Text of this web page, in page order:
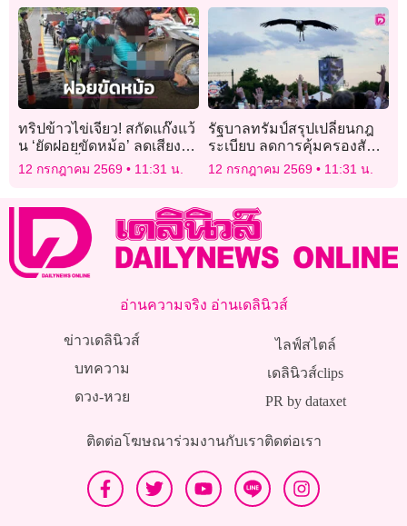
ทริปข้าวไข่เจียว! สกัดแก๊งแว้
น ‘ยัดฝอยขัดหม้อ’ ลดเสียง
ท่อ ห้ามขึ้นอุทยานฯ
12 กรกฎาคม 2569 11:31 น.
รัฐบาลทรัมป์สรุปเปลี่ยนกฎ
ระเบียบ ลดการคุ้มครองสัตว์
ป่าใกล้สูญพันธุ์
12 กรกฎาคม 2569 11:31 น.
อ่านความจริง อ่านเดลินิวส์
ข่าวเดลินิวส์
บทความ
ดวง-หวย
ไลฟ์สไตล์
เดลินิวส์clips
PR by dataxet
ติดต่อโฆษณาร่วมงานกับเราติดต่อเรา